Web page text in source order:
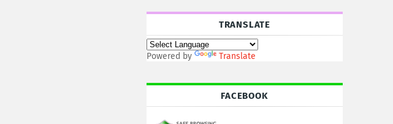
TRANSLATE
Powered by Translate
FACEBOOK